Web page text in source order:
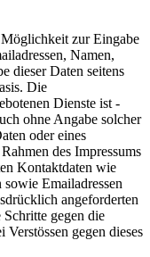
Möglichkeit zur Eingabe
Namen,
dieser Daten seitens
Die
Dienste ist -
ohne Angabe solcher
oder eines
des Impressums
Kontaktdaten wie
Emailadressen
angeforderten
gegen die
gegen dieses